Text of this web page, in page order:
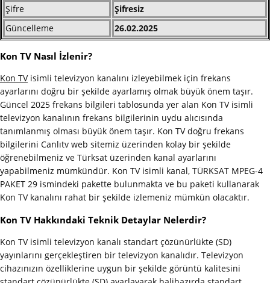
Şifre
Şifresiz
Güncelleme
26.02.2025
Kon TV Nasıl İzlenir?
Kon TVisimli televizyon kanalını izleyebilmek için frekans
ayarlarını doğru bir şekilde ayarlamış olmak büyük önem taşır.
Güncel 2025 frekans bilgileri tablosunda yer alan Kon TV isimli
televizyon kanalının frekans bilgilerinin uydu alıcısında
tanımlanmış olması büyük önem taşır. Kon TV doğru frekans
bilgilerini Canlıtv web sitemiz üzerinden kolay bir şekilde
öğrenebilmeniz ve Türksat üzerinden kanal ayarlarını
yapabilmeniz mümkündür. Kon TV isimli kanal, TÜRKSAT MPEG-4
PAKET 29 ismindeki pakette bulunmakta ve bu paketi kullanarak
Kon TV kanalını rahat bir şekilde izlemeniz mümkün olacaktır.
Kon TV Hakkındaki Teknik Detaylar Nelerdir?
Kon TV isimli televizyon kanalı standart çözünürlükte (SD)
yayınlarını gerçekleştiren bir televizyon kanalıdır. Televizyon
cihazınızın özelliklerine uygun bir şekilde görüntü kalitesini